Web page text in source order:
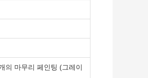
의 마무리 페인팅 (그레이